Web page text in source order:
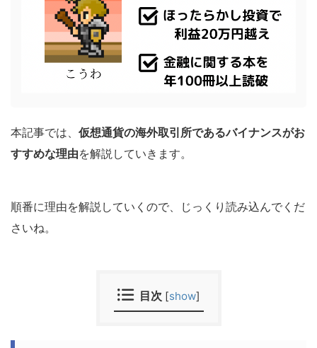
本記事では、 仮想通貨の海外取引所であるバイナンスがお
すすめな理由を解説していきます。
順番に理由を解説していくので、じっくり読み込んでくだ
さいね。
目次 [show]